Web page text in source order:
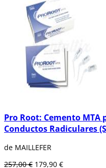
Pro Root: Cemento MTA
Conductos Radiculares
de MAILLEFER
257,00 € 179,90 €